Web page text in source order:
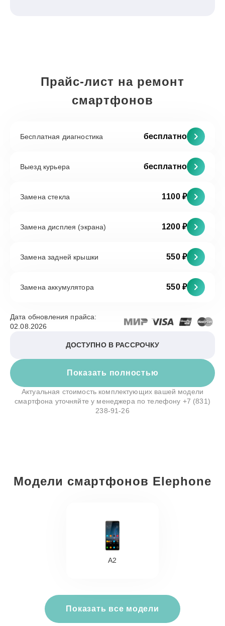
Прайс-лист на ремонт
смартфонов
Бесплатная диагностика бесплатно
Выезд курьера бесплатно
Замена стекла 1100 ₽
Замена дисплея (экрана) 1200 ₽
Замена задней крышки 550 ₽
Замена аккумулятора 550 ₽
Показать полностью
Дата обновления прайса:
02.08.2026
ДОСТУПНО В РАССРОЧКУ
Актуальная стоимость комплектующих вашей модели
смартфона уточняйте у менеджера по телефону +7 (831)
238-91-26
Модели смартфонов Elephone
A2
Показать все модели